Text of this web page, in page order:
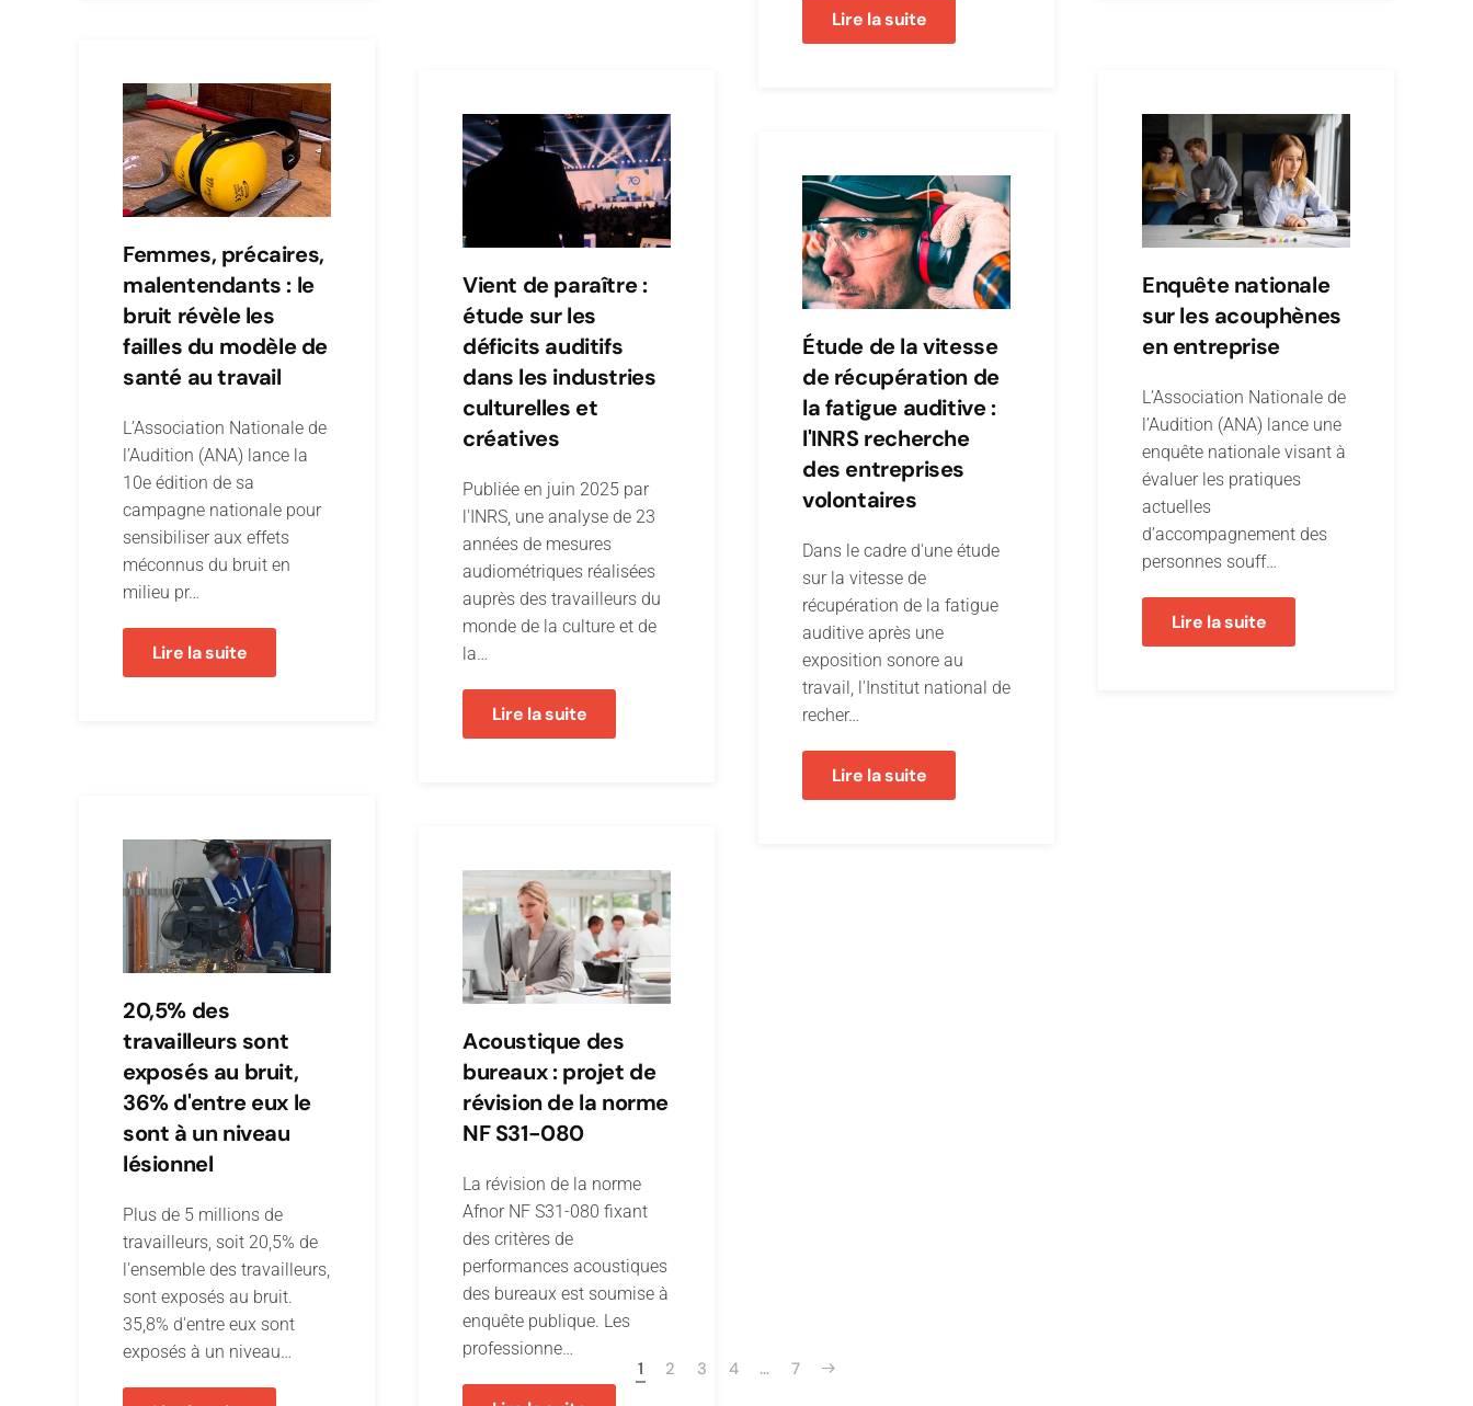
Lire la suite
Femmes, précaires,
malentendants : le
bruit révèle les
failles du modèle de
santé au travail
L’Association Nationale de
l’Audition (ANA) lance la
10e édition de sa
campagne nationale pour
sensibiliser aux effets
méconnus du bruit en
milieu pr…
Lire la suite
Vient de paraître :
étude sur les
déficits auditifs
dans les industries
culturelles et
créatives
Publiée en juin 2025 par
l'INRS, une analyse de 23
années de mesures
audiométriques réalisées
auprès des travailleurs du
monde de la culture et de
la…
Lire la suite
Étude de la vitesse
de récupération de
la fatigue auditive :
l'INRS recherche
des entreprises
volontaires
Dans le cadre d'une étude
sur la vitesse de
récupération de la fatigue
auditive après une
exposition sonore au
travail, l'Institut national de
recher…
Lire la suite
Enquête nationale
sur les acouphènes
en entreprise
L’Association Nationale de
l’Audition (ANA) lance une
enquête nationale visant à
évaluer les pratiques
actuelles
d’accompagnement des
personnes souff…
Lire la suite
20,5% des
travailleurs sont
exposés au bruit,
36% d'entre eux le
sont à un niveau
lésionnel
Plus de 5 millions de
travailleurs, soit 20,5% de
l'ensemble des travailleurs,
sont exposés au bruit.
35,8% d'entre eux sont
exposés à un niveau…
Acoustique des
bureaux : projet de
révision de la norme
NF S31-080
La révision de la norme
Afnor NF S31-080 fixant
des critères de
performances acoustiques
des bureaux est soumise à
enquête publique. Les
professionne…
1 2 3 4 … 7